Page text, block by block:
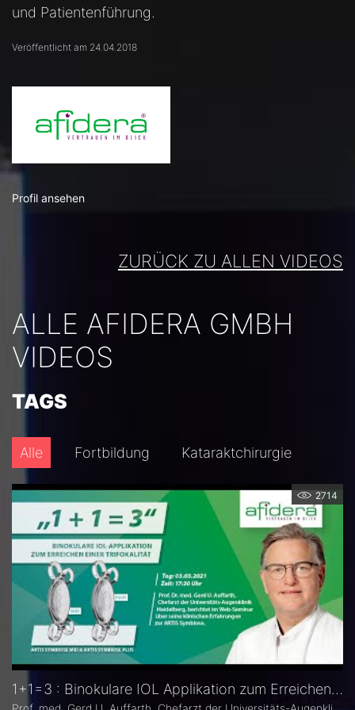
und Patientenführung.
Veröffentlicht am 24.04.2018
Profil ansehen
ZURÜCK ZU ALLEN VIDEOS
ALLE AFIDERA GMBH
VIDEOS
TAGS
Alle Fortbildung Kataraktchirurgie
2714
1+1=3 : Binokulare IOL Applikation zum Erreichen einer Trifokalität